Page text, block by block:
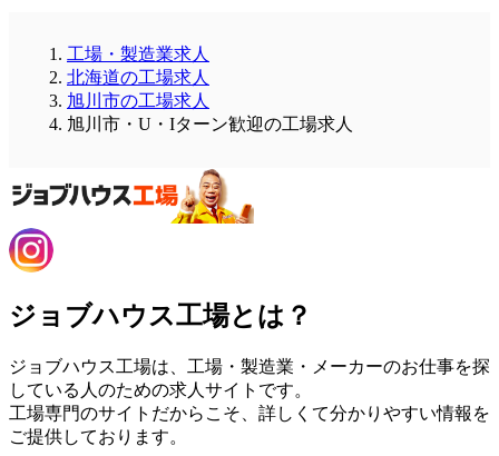
工場・製造業求人
北海道の工場求人
旭川市の工場求人
旭川市・U・Iターン歓迎の工場求人
ジョブハウス工場とは？
ジョブハウス工場は、工場・製造業・メーカーのお仕事を探
している人のための求人サイトです。
工場専門のサイトだからこそ、詳しくて分かりやすい情報を
ご提供しております。